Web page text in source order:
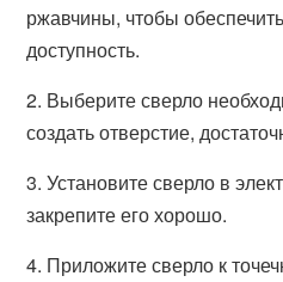
ржавчины, чтобы
доступность.
2. Выберите сверло
создать отверстие,
3. Установите сверло в
закрепите его хорошо.
4. Приложите сверло к